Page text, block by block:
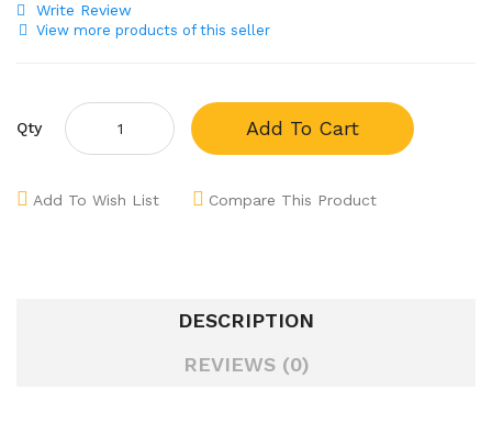
Write Review
View more products of this seller
Qty Add To Cart
Add To Wish List Compare This Product
DESCRIPTION
REVIEWS (0)